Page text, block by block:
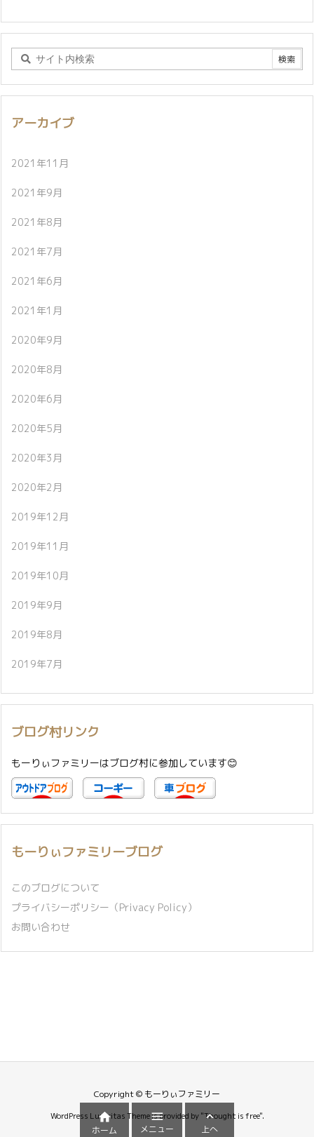
アーカイブ
2021年11月
2021年9月
2021年8月
2021年7月
2021年6月
2021年1月
2020年9月
2020年8月
2020年6月
2020年5月
2020年3月
2020年2月
2019年12月
2019年11月
2019年10月
2019年9月
2019年8月
2019年7月
ブログ村リンク
もーりぃファミリーはブログ村に参加しています😊
もーりぃファミリーブログ
このブログについて
プライバシーポリシー（Privacy Policy）
お問い合わせ
Copyright © もーりぃファミリー
WordPress Luxeritas Theme is provided by "Thought is free".

ホーム

メニュー

上へ